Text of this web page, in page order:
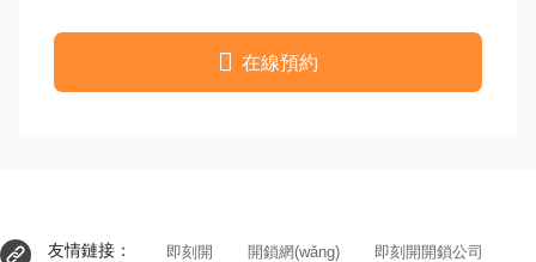
 在線預約
友情鏈接： 即刻開 開鎖網(wǎng)
即刻開開鎖公司